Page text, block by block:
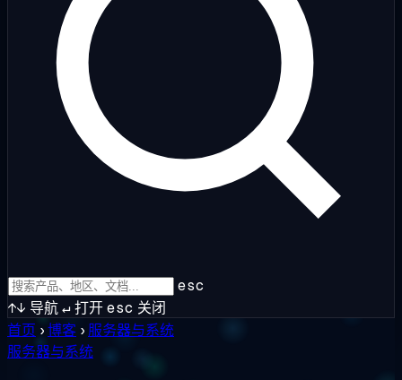
esc
↑↓ 导航↵打开esc 关闭
首页 ›博客 › 服务器与系统
服务器与系统